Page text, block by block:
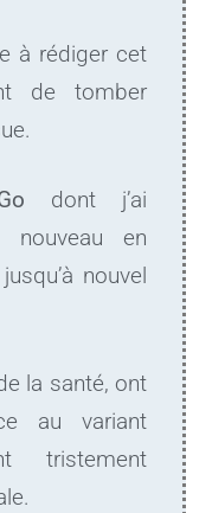
à rédiger cet
de tomber
dont j’ai
nouveau en
nouvel
la santé, ont
au variant
tristement